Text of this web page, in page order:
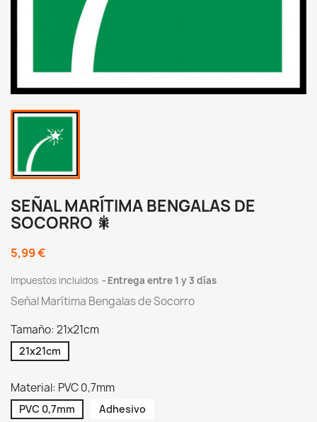
SEÑAL MARÍTIMA BENGALAS DE
SOCORRO 🎇
5,99 €
Impuestos incluidos Entrega entre 1 y 3 días
Señal Marítima Bengalas de Socorro
Tamaño: 21x21cm
21x21cm
Material: PVC 0,7mm
PVC 0,7mm Adhesivo